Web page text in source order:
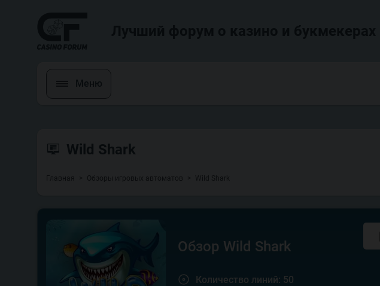
Меню
Wild Shark
Главная Обзоры игровых автоматов Wild Shark
Обзор Wild Shark
Количество линий: 50